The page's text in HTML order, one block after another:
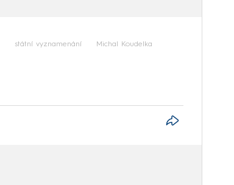
státní vyznamenání Michal Koudelka